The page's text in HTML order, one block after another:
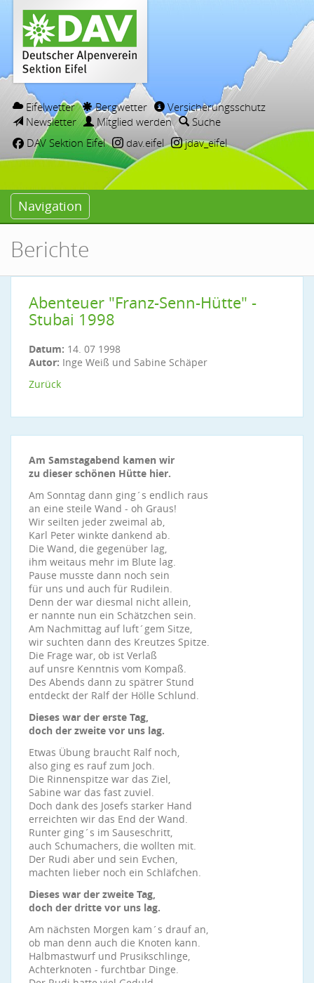
Eifelwetter Bergwetter
Versicherungsschutz
Newsletter
Mitglied werden
Suche
DAV Sektion Eifel
dav.eifel jdav_eifel
Navigation
Berichte
Abenteuer "Franz-Senn-Hütte" -
Stubai 1998
Datum: 14. 07 1998
Autor: Inge Weiß und Sabine Schäper
Zurück
Am Samstagabend kamen wir
zu dieser schönen Hütte hier.
Am Sonntag dann ging´s endlich raus
an eine steile Wand - oh Graus!
Wir seilten jeder zweimal ab,
Karl Peter winkte dankend ab.
Die Wand, die gegenüber lag,
ihm weitaus mehr im Blute lag.
Pause musste dann noch sein
für uns und auch für Rudilein.
Denn der war diesmal nicht allein,
er nannte nun ein Schätzchen sein.
Am Nachmittag auf luft´gem Sitze,
wir suchten dann des Kreutzes Spitze.
Die Frage war, ob ist Verlaß
auf unsre Kenntnis vom Kompaß.
Des Abends dann zu spätrer Stund
entdeckt der Ralf der Hölle Schlund.
Dieses war der erste Tag,
doch der zweite vor uns lag.
Etwas Übung braucht Ralf noch,
also ging es rauf zum Joch.
Die Rinnenspitze war das Ziel,
Sabine war das fast zuviel.
Doch dank des Josefs starker Hand
erreichten wir das End der Wand.
Runter ging´s im Sauseschritt,
auch Schumachers, die wollten mit.
Der Rudi aber und sein Evchen,
machten lieber noch ein Schläfchen.
Dieses war der zweite Tag,
doch der dritte vor uns lag.
Am nächsten Morgen kam´s drauf an,
ob man denn auch die Knoten kann.
Halbmastwurf und Prusikschlinge,
Achterknoten - furchtbar Dinge.